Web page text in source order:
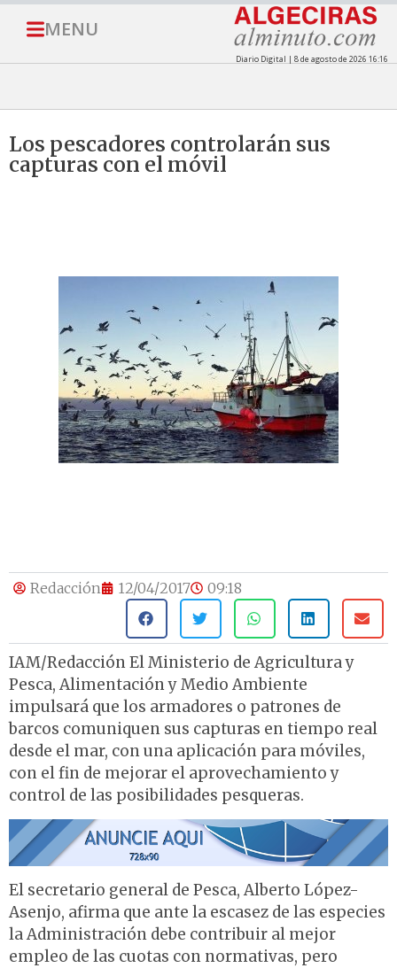
MENU
Diario Digital | 8 de agosto de 2026 16:16
Los pescadores controlarán sus
capturas con el móvil
Redacción 12/04/2017 09:18
IAM/Redacción El Ministerio de Agricultura y
Pesca, Alimentación y Medio Ambiente
impulsará que los armadores o patrones de
barcos comuniquen sus capturas en tiempo real
desde el mar, con una aplicación para móviles,
con el fin de mejorar el aprovechamiento y
control de las posibilidades pesqueras.
El secretario general de Pesca, Alberto López-
Asenjo, afirma que ante la escasez de las especies
la Administración debe contribuir al mejor
empleo de las cuotas con normativas, pero